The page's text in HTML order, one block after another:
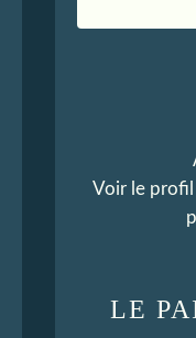
LE
Voir le